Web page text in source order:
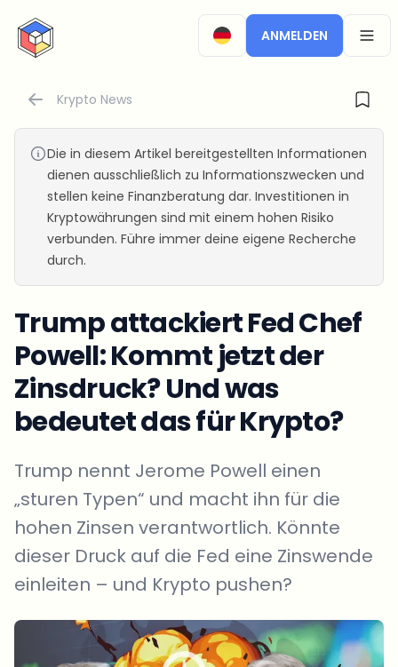
CryptoTicker
ANMELDEN
Krypto News
Die in diesem Artikel bereitgestellten Informationen
dienen ausschließlich zu Informationszwecken und
stellen keine Finanzberatung dar. Investitionen in
Kryptowährungen sind mit einem hohen Risiko
verbunden. Führe immer deine eigene Recherche
durch.
Trump attackiert Fed Chef
Powell: Kommt jetzt der
Zinsdruck? Und was
bedeutet das für Krypto?
Trump nennt Jerome Powell einen
„sturen Typen“ und macht ihn für die
hohen Zinsen verantwortlich. Könnte
dieser Druck auf die Fed eine Zinswende
einleiten – und Krypto pushen?